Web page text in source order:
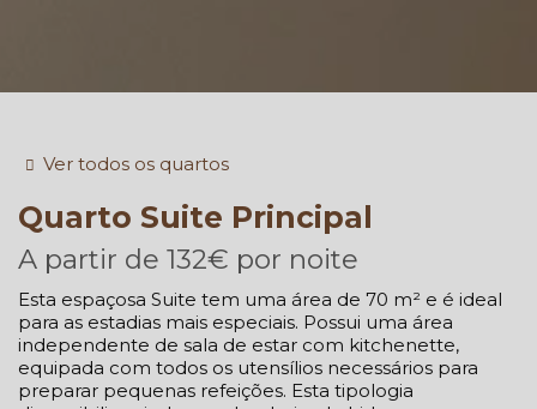
Ver todos os quartos
Quarto Suite Principal
A partir de 132€ por noite
Esta espaçosa Suite tem uma área de 70 m² e é ideal
para as estadias mais especiais. Possui uma área
independente de sala de estar com kitchenette,
equipada com todos os utensílios necessários para
preparar pequenas refeições. Esta tipologia